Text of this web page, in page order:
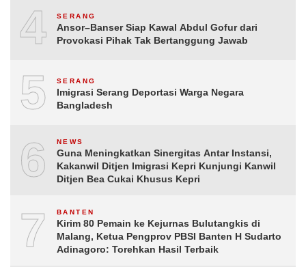
4 SERANG
Ansor–Banser Siap Kawal Abdul Gofur dari
Provokasi Pihak Tak Bertanggung Jawab
5 SERANG
Imigrasi Serang Deportasi Warga Negara
Bangladesh
6 NEWS
Guna Meningkatkan Sinergitas Antar Instansi,
Kakanwil Ditjen Imigrasi Kepri Kunjungi Kanwil
Ditjen Bea Cukai Khusus Kepri
7 BANTEN
Kirim 80 Pemain ke Kejurnas Bulutangkis di
Malang, Ketua Pengprov PBSI Banten H Sudarto
Adinagoro: Torehkan Hasil Terbaik